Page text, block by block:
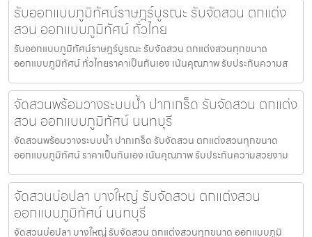
รับออกแบบภูมิทัศน์ราษฎร์บูรณะ รับจัดสวน ตกแต่ง
สวน ออกแบบภูมิทัศน์ ทั่วไทย
รับออกแบบภูมิทัศน์ราษฎร์บูรณะ รับจัดสวน ตกแต่งสวนทุกขนาด
ออกแบบภูมิทัศน์ ทั่วไทยราคาเป็นกันเอง เน้นคุณภาพ รับประกันความส
จัดสวนพร้อมวางระบบน้ำ ปากเกร็ด รับจัดสวน ตกแต่ง
สวน ออกแบบภูมิทัศน์ นนทบุรี
จัดสวนพร้อมวางระบบน้ำ ปากเกร็ด รับจัดสวน ตกแต่งสวนทุกขนาด
ออกแบบภูมิทัศน์ ราคาเป็นกันเอง เน้นคุณภาพ รับประกันความสวยงาม
จัดสวนบ่อปลา บางใหญ่ รับจัดสวน ตกแต่งสวน
ออกแบบภูมิทัศน์ นนทบุรี
จัดสวนบ่อปลา บางใหญ่ รับจัดสวน ตกแต่งสวนทุกขนาด ออกแบบภูมิ